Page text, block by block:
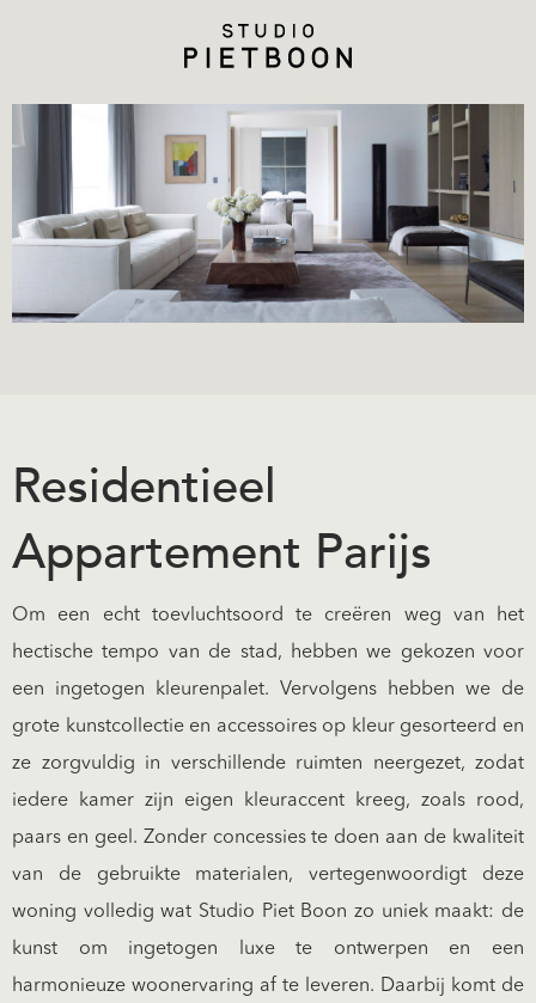
Residentieel
Appartement Parijs
Om een echt toevluchtsoord te creëren weg van het
hectische tempo van de stad, hebben we gekozen voor
een ingetogen kleurenpalet. Vervolgens hebben we de
grote kunstcollectie en accessoires op kleur gesorteerd en
ze zorgvuldig in verschillende ruimten neergezet, zodat
iedere kamer zijn eigen kleuraccent kreeg, zoals rood,
paars en geel. Zonder concessies te doen aan de kwaliteit
van de gebruikte materialen, vertegenwoordigt deze
woning volledig wat Studio Piet Boon zo uniek maakt: de
kunst om ingetogen luxe te ontwerpen en een
harmonieuze woonervaring af te leveren. Daarbij komt de